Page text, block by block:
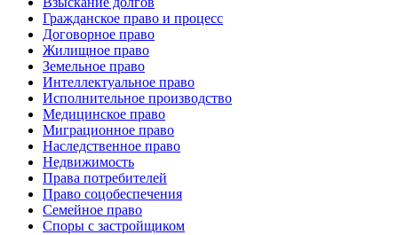
Гражданское право и процесс
Договорное право
Жилищное право
Земельное право
Интеллектуальное право
Исполнительное производство
Медицинское право
Миграционное право
Наследственное право
Недвижимость
Права потребителей
Право соцобеспечения
Семейное право
Споры с застройщиком